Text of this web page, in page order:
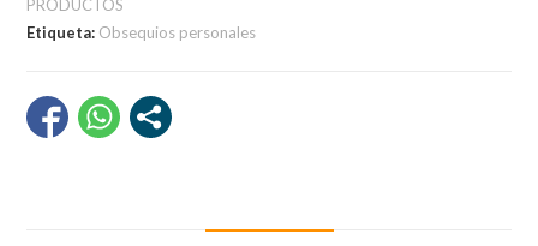
PRODUCTOS
Etiqueta: Obsequios personales